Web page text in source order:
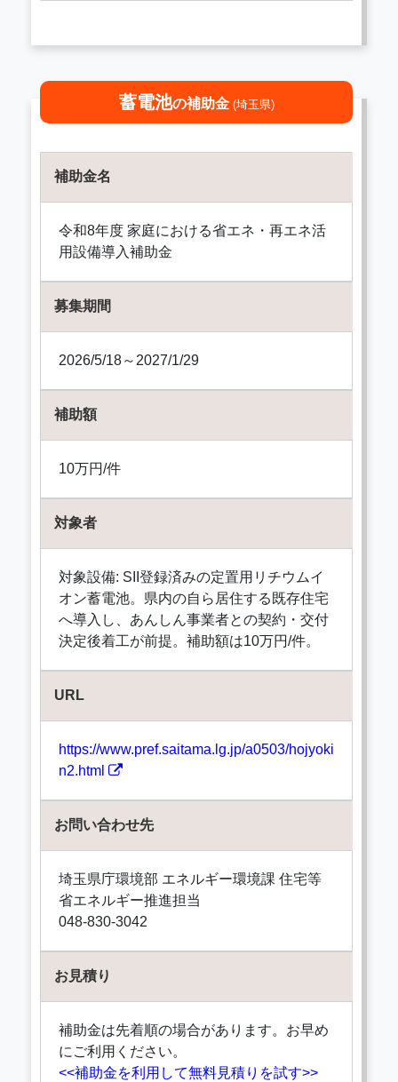
蓄電池の補助金 (埼玉県)
補助金名
令和8年度 家庭における省エネ・再エネ活
用設備導入補助金
募集期間
2026/5/18～2027/1/29
補助額
10万円/件
対象者
対象設備: SII登録済みの定置用リチウムイ
オン蓄電池。県内の自ら居住する既存住宅
へ導入し、あんしん事業者との契約・交付
決定後着工が前提。補助額は10万円/件。
URL
https://www.pref.saitama.lg.jp/a0503/hojyoki
n2.html
お問い合わせ先
埼玉県庁環境部 エネルギー環境課 住宅等
省エネルギー推進担当
048-830-3042
お見積り
補助金は先着順の場合があります。お早め
にご利用ください。
<<補助金を利用して無料見積りを試す>>